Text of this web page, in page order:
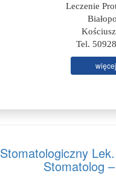
Leczenie
Tel.
więcej
Stomatolog